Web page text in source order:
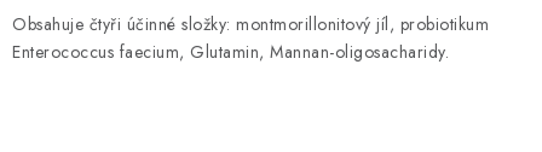
Obsahuje čtyři účinné složky: montmorillonitový jíl, probiotikum
Enterococcus faecium, Glutamin, Mannan-oligosacharidy.